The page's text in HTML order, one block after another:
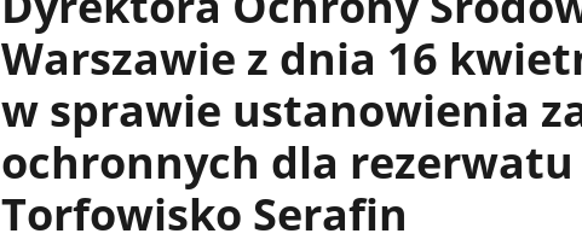
Warszawie z dnia 16
w sprawie ustanowienia
ochronnych dla
Torfowisko Serafin